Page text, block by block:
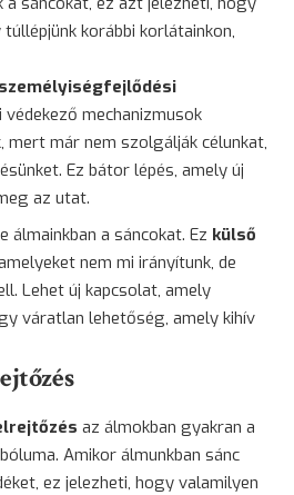
korábbi korlátainkon,
személyiségfejlődési
mechanizmusok
már nem szolgálják célunkat,
Ez bátor lépés, amely új
az utat.
álmainkban a sáncokat. Ez külső
nem mi irányítunk, de
Lehet új kapcsolat, amely
váratlan lehetőség, amely kihív
az álmokban gyakran a
Amikor álmunkban sánc
ez jelezheti, hogy valamilyen